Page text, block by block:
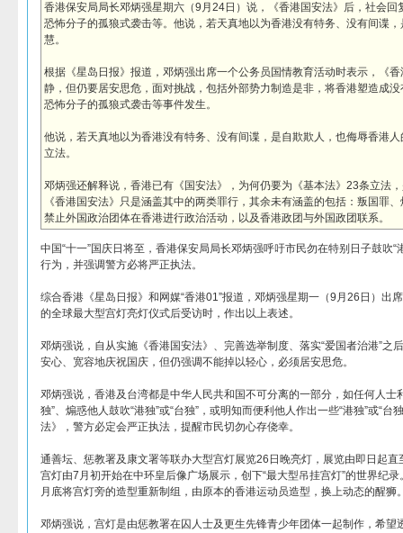
香港保安局局长邓炳强星期六（9月24日）说，《香港国安法》后，社会回
恐怖分子的孤狼式袭击等。他说，若天真地以为香港没有特务、没有间谍
慧。
根据《星岛日报》报道，邓炳强出席一个公务员国情教育活动时表示，《
静，但仍要居安思危，面对挑战，包括外部势力制造是非，将香港塑造成
恐怖分子的孤狼式袭击等事件发生。
他说，若天真地以为香港没有特务、没有间谍，是自欺欺人，也侮辱香港
立法。
邓炳强还解释说，香港已有《国安法》，为何仍要为《基本法》23条立法
《香港国安法》只是涵盖其中的两类罪行，其余未有涵盖的包括：叛国罪
禁止外国政治团体在香港进行政治活动，以及香港政团与外国政团联系。
中国“十一”国庆日将至，香港保安局局长邓炳强呼吁市民勿在特别日子鼓吹“
行为，并强调警方必将严正执法。
综合香港《星岛日报》和网媒“香港01”报道，邓炳强星期一（9月26日）出
的全球最大型宫灯亮灯仪式后受访时，作出以上表述。
邓炳强说，自从实施《香港国安法》、完善选举制度、落实“爱国者治港”之
安心、宽容地庆祝国庆，但仍强调不能掉以轻心，必须居安思危。
邓炳强说，香港及台湾都是中华人民共和国不可分离的一部分，如任何人士
独”、煽惑他人鼓吹“港独”或“台独”，或明知而便利他人作出一些“港独”或“台
法》，警方必定会严正执法，提醒市民切勿心存侥幸。
通善坛、惩教署及康文署等联办大型宫灯展览26日晚亮灯，展览由即日起
宫灯由7月初开始在中环皇后像广场展示，创下“最大型吊挂宫灯”的世界纪录
月底将宫灯旁的造型重新制组，由原本的香港运动员造型，换上动态的醒狮
邓炳强说，宫灯是由惩教署在囚人士及更生先锋青少年团体一起制作，希望